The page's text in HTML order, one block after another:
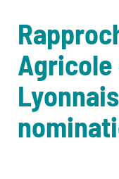
Agricole